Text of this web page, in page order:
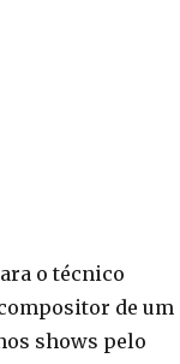
o técnico
de um
shows pelo